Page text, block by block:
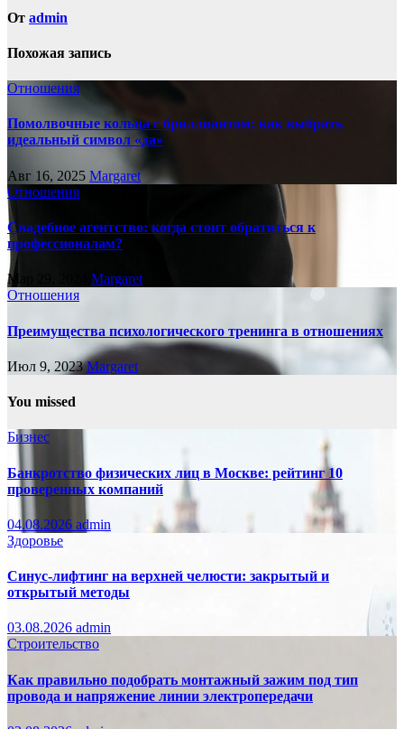
От admin
Похожая запись
Отношения
Помолвочные кольца с бриллиантом: как выбрать
идеальный символ «да»
Авг 16, 2025 Margaret
Отношения
Свадебное агентство: когда стоит обратиться к
профессионалам?
Мар 29, 2024 Margaret
Отношения
Преимущества психологического тренинга в отношениях
Июл 9, 2023Margaret
You missed
Бизнес
Банкротство физических лиц в Москве: рейтинг 10
проверенных компаний
04.08.2026 admin
Здоровье
Синус-лифтинг на верхней челюсти: закрытый и
открытый методы
03.08.2026 admin
Строительство
Как правильно подобрать монтажный зажим под тип
провода и напряжение линии электропередачи